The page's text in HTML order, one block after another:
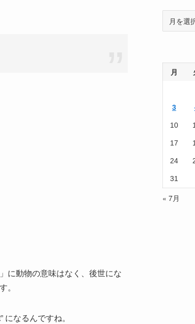
に動物の意味はなく、後世にな
。
なるんですね。
事
月
3
10
17
24
31
« 7月